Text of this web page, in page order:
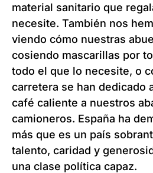
material sanitario que
necesite. También nos
viendo cómo nuestras
cosiendo mascarillas por
todo el que lo necesite, o
carretera se han dedicado
café caliente a nuestros
camioneros. España ha
más que es un país
talento, caridad y
una clase política capaz.